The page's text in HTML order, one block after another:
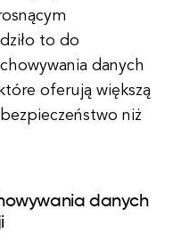
to do
danych
oferują większą
niż
danych